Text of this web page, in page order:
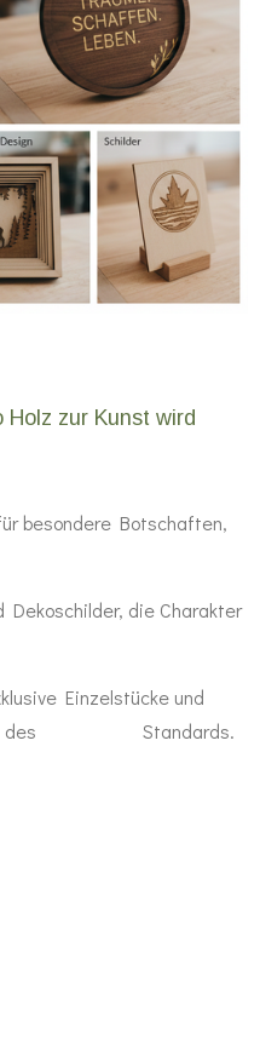
Holz zur Kunst wird
besondere Botschaften,
Dekoschilder, die Charakter
Einzelstücke und
des Standards.